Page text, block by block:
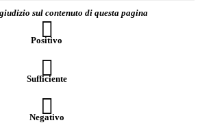
sul contenuto di questa pagina
Positivo
Sufficiente
Negativo